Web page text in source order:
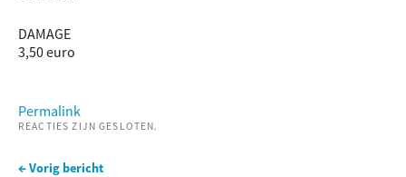
DAMAGE
3,50 euro
Permalink
REACTIES ZIJN GESLOTEN.
← Vorig bericht